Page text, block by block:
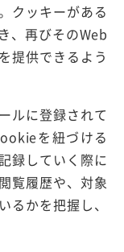
クッキーがある
、再びそのWeb
提供できるよう
ルに登録されて
を紐づける
録していく際に
覧履歴や、対象
るかを把握し、